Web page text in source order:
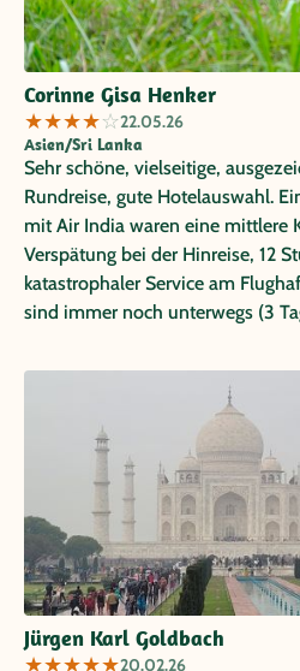
Corinne Gisa Henker
★★★★☆22.05.26
Asien/Sri Lanka
Sehr schöne, vielseitige,
Rundreise, gute Hotelauswahl.
mit Air India waren eine mittlere
Verspätung bei der Hinreise, 12
katastrophaler Service am
sind immer noch unterwegs (3
Jürgen Karl Goldbach
★★★★★20.02.26